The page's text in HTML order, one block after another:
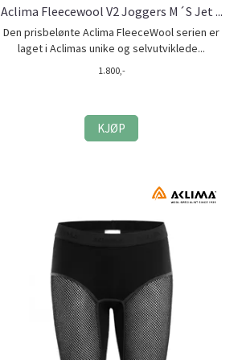
Aclima Fleecewool V2 Joggers M´S Jet ...
Den prisbelønte Aclima FleeceWool serien er
laget i Aclimas unike og selvutviklede...
1.800,-
KJØP